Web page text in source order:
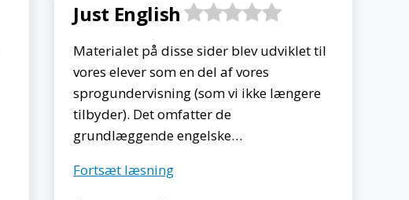
Just English
Materialet på disse sider blev udviklet til
vores elever som en del af vores
sprogundervisning (som vi ikke længere
tilbyder). Det omfatter de
grundlæggende engelske…
Fortsæt læsningJust